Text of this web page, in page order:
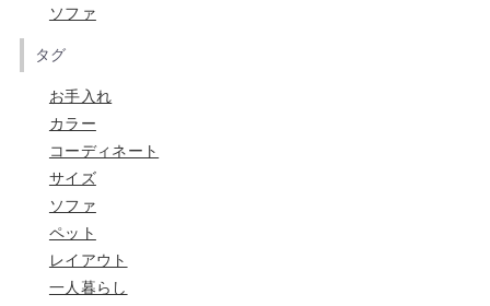
ソファ
タグ
お手入れ
カラー
コーディネート
サイズ
ソファ
ペット
レイアウト
一人暮らし